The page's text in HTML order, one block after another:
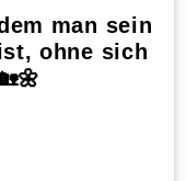
man sein
ohne sich